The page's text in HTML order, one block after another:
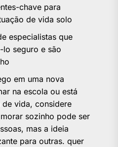
chave para
de vida solo
especialistas que
lo seguro e são
em uma nova
na escola ou está
vida, considere
sozinho pode ser
mas a ideia
para outras. quer